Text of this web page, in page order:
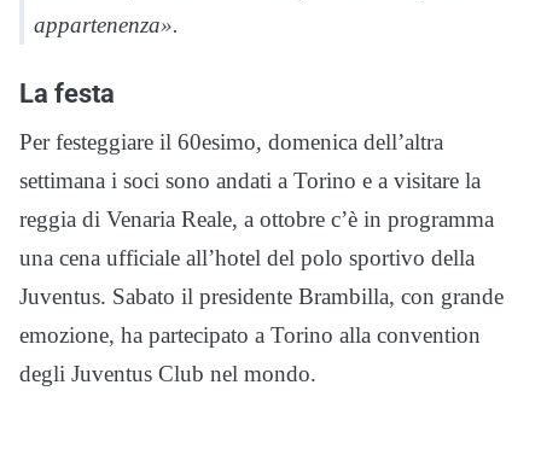
appartenenza».
La festa
Per festeggiare il 60esimo, domenica dell’altra
settimana i soci sono andati a Torino e a visitare la
reggia di Venaria Reale, a ottobre c’è in programma
una cena ufficiale all’hotel del polo sportivo della
Juventus. Sabato il presidente Brambilla, con grande
emozione, ha partecipato a Torino alla convention
degli Juventus Club nel mondo.